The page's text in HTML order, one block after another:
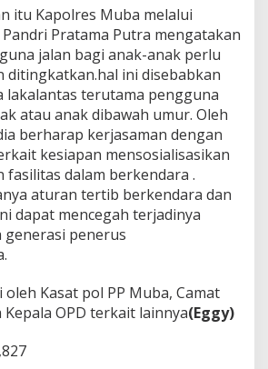
itu Kapolres Muba melalui
Pandri Pratama Putra mengatakan
jalan bagi anak-anak perlu
ditingkatkan.hal ini disebabkan
lakalantas terutama pengguna
atau anak dibawah umur. Oleh
berharap kerjasaman dengan
kesiapan mensosialisasikan
fasilitas dalam berkendara .
aturan tertib berkendara dan
dapat mencegah terjadinya
generasi penerus
Kasat pol PP Muba, Camat
Kepala OPD terkait lainnya(Eggy)